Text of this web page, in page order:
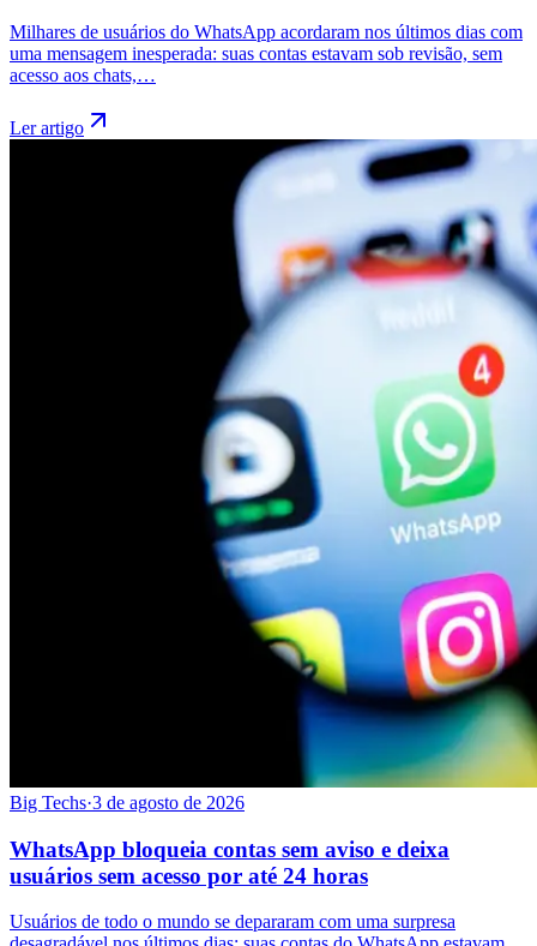
Milhares de usuários do WhatsApp acordaram nos últimos dias com
uma mensagem inesperada: suas contas estavam sob revisão, sem
acesso aos chats,…
Ler artigo
Big Techs·3 de agosto de 2026
WhatsApp bloqueia contas sem aviso e deixa
usuários sem acesso por até 24 horas
Usuários de todo o mundo se depararam com uma surpresa